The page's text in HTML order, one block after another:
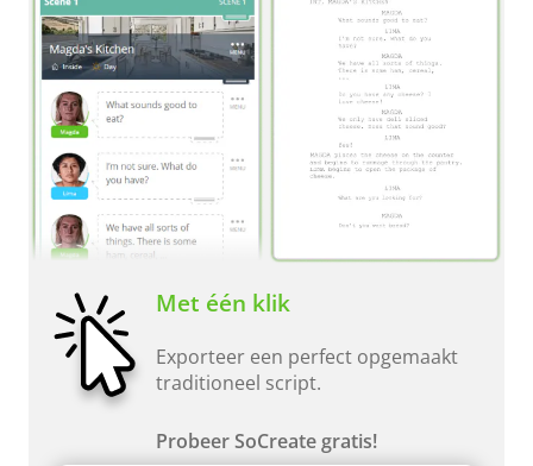
Met één klik
Exporteer een perfect opgemaakt
traditioneel script.
Probeer SoCreate gratis!